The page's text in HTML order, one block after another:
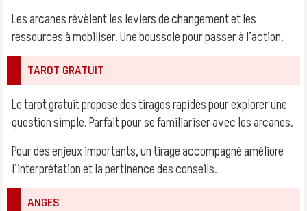
Les arcanes révèlent les leviers de changement et les
ressources à mobiliser. Une boussole pour passer à l’action.
TAROT GRATUIT
Le tarot gratuit propose des tirages rapides pour explorer une
question simple. Parfait pour se familiariser avec les arcanes.
Pour des enjeux importants, un tirage accompagné améliore
l’interprétation et la pertinence des conseils.
ANGES